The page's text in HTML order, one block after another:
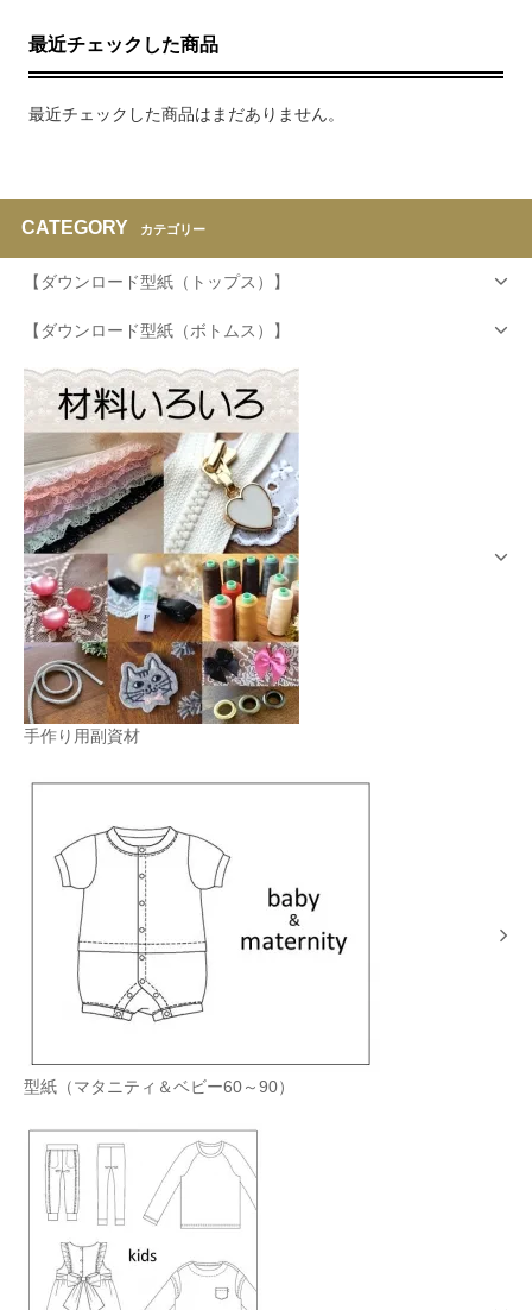
最近チェックした商品
最近チェックした商品はまだありません。
CATEGORY カテゴリー
【ダウンロード型紙（トップス）】
【ダウンロード型紙（ボトムス）】
手作り用副資材
型紙（マタニティ＆ベビー60～90）